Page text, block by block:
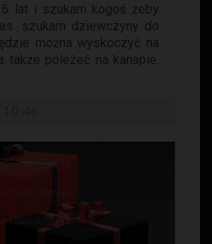
lat i szukam kogoś żeby
szukam dziewczyny do
można wyskoczyć na
także poleżeć na kanapie.